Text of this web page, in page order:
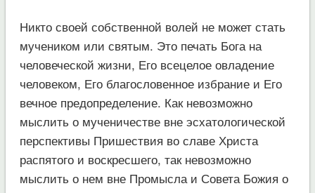
Никто своей собственной волей не может стать
мучеником или святым. Это печать Бога на
человеческой жизни, Его всецелое овладение
человеком, Его благословенное избрание и Его
вечное предопределение. Как невозможно
мыслить о мученичестве вне эсхатологической
перспективы Пришествия во славе Христа
распятого и воскресшего, так невозможно
мыслить о нем вне Промысла и Совета Божия о